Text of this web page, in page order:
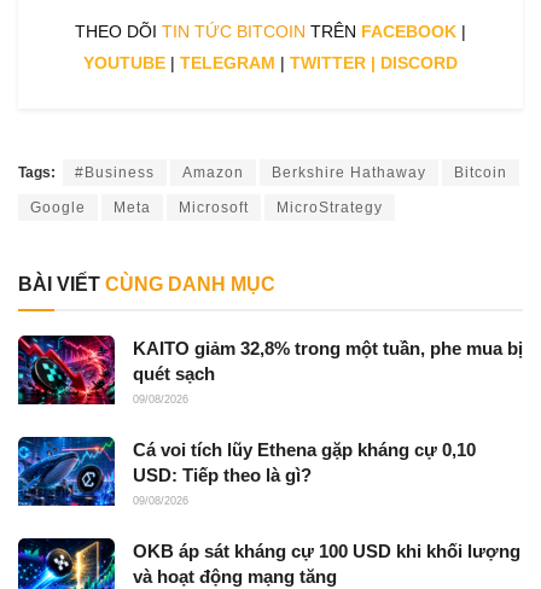
THEO DÕI TIN TỨC BITCOIN TRÊN FACEBOOK |
YOUTUBE | TELEGRAM | TWITTER | DISCORD
Tags: #Business Amazon Berkshire Hathaway Bitcoin
Google Meta Microsoft MicroStrategy
BÀI VIẾT CÙNG DANH MỤC
KAITO giảm 32,8% trong một tuần, phe mua bị
quét sạch
09/08/2026
Cá voi tích lũy Ethena gặp kháng cự 0,10
USD: Tiếp theo là gì?
09/08/2026
OKB áp sát kháng cự 100 USD khi khối lượng
và hoạt động mạng tăng